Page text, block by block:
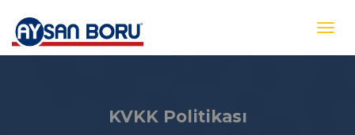
KVKK Politikası